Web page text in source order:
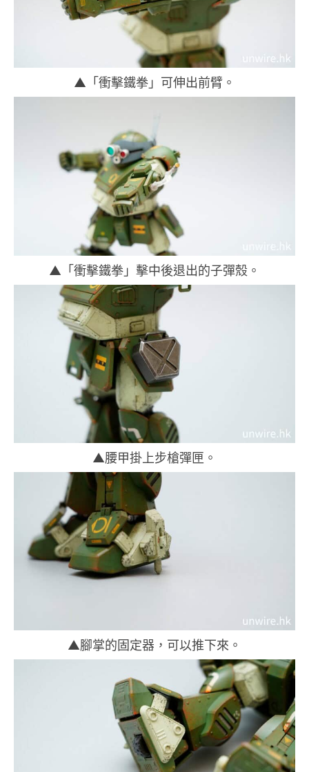
▲「衝擊鐵拳」可伸出前臂。
▲「衝擊鐵拳」擊中後退出的子彈殼。
▲腰甲掛上步槍彈匣。
▲腳掌的固定器，可以推下來。